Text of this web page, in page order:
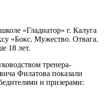
«Гладиатор» г. Калуга
«Бокс. Мужество. Отвага.
18 лет.
тренера-
Филатова показали
и призерами: